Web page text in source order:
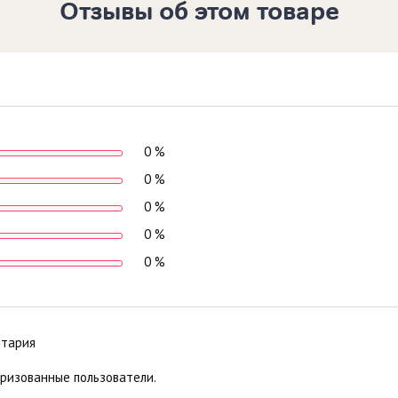
Отзывы об этом товаре
0 %
0 %
0 %
0 %
0 %
пользователи.